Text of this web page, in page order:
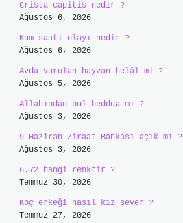
Crista capitis nedir ?
Ağustos 6, 2026
Kum saati olayı nedir ?
Ağustos 6, 2026
Avda vurulan hayvan helâl mi ?
Ağustos 5, 2026
Allahından bul beddua mı ?
Ağustos 3, 2026
9 Haziran Ziraat Bankası açık mı ?
Ağustos 3, 2026
6.72 hangi renktir ?
Temmuz 30, 2026
Koç erkeği nasıl kız sever ?
Temmuz 27, 2026